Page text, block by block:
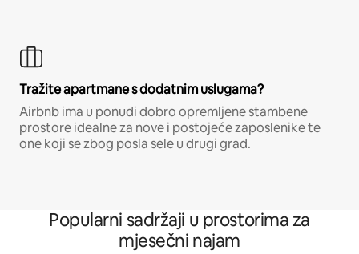
Tražite apartmane s dodatnim uslugama?
Airbnb ima u ponudi dobro opremljene stambene
prostore idealne za nove i postojeće zaposlenike te
one koji se zbog posla sele u drugi grad.
Popularni sadržaji u prostorima za
mjesečni najam